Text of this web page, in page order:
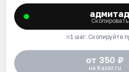
адмитад
Скопировать
1 шаг. Скопируйте
от 350 ₽
на Kassir.ru